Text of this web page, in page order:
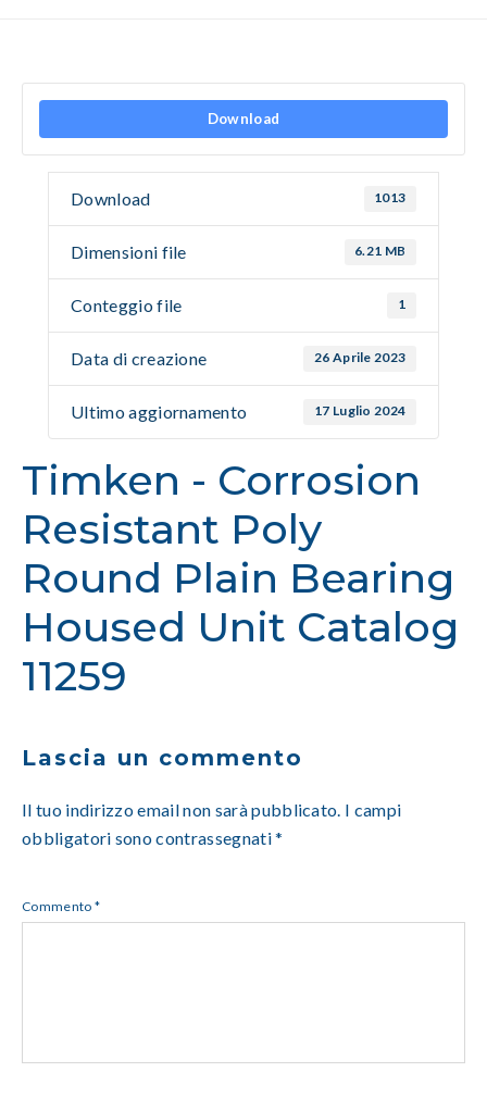
Download
Download 1013
Dimensioni file 6.21 MB
Conteggio file 1
Data di creazione 26 Aprile 2023
Ultimo aggiornamento 17 Luglio 2024
Timken - Corrosion
Resistant Poly
Round Plain Bearing
Housed Unit Catalog
11259
Lascia un commento
Il tuo indirizzo email non sarà pubblicato. I campi
obbligatori sono contrassegnati*
Commento *